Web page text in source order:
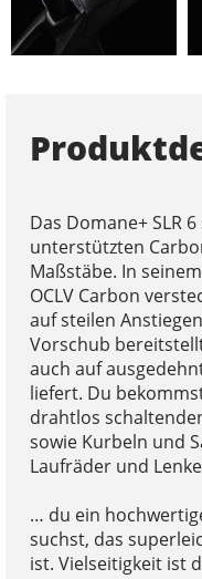
Das Domane+ SLR
unterstützten
Maßstäbe. In
OCLV Carbon
auf steilen
Vorschub
auch auf
liefert. Du
drahtlos
sowie Kurbeln und
Laufräder und
… du ein
suchst, das
ist. Vielseitigkeit ist